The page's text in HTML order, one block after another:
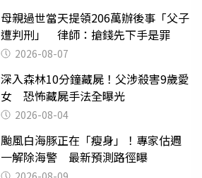
母親過世當天提領206萬辦後事「父子
遭判刑」 律師：搶錢先下手是罪
2026-08-07
深入森林10分鐘藏屍！父涉殺害9歲愛
女 恐怖藏屍手法全曝光
2026-08-04
颱風白海豚正在「瘦身」！專家估週
一解除海警 最新預測路徑曝